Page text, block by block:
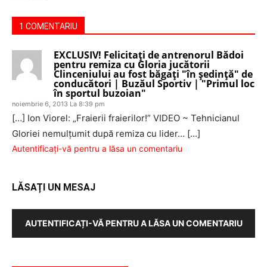
1 COMENTARIU
EXCLUSIV! Felicitaţi de antrenorul Bădoi
pentru remiza cu Gloria jucătorii
Clinceniului au fost băgaţi "în şedinţă" de
conducători | Buzăul Sportiv | "Primul loc
în sportul buzoian"
noiembrie 6, 2013 La 8:39 pm
[…] Ion Viorel: „Fraierii fraierilor!” VIDEO ~ Tehnicianul
Gloriei nemulţumit după remiza cu lider… […]
Autentificați-vă pentru a lăsa un comentariu
LĂSAȚI UN MESAJ
AUTENTIFICAȚI-VĂ PENTRU A LĂSA UN COMENTARIU